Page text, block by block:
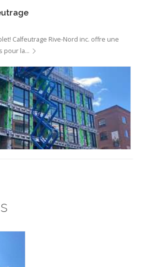
Calfeutrage Rive-Nord inc. offre une
pour la…